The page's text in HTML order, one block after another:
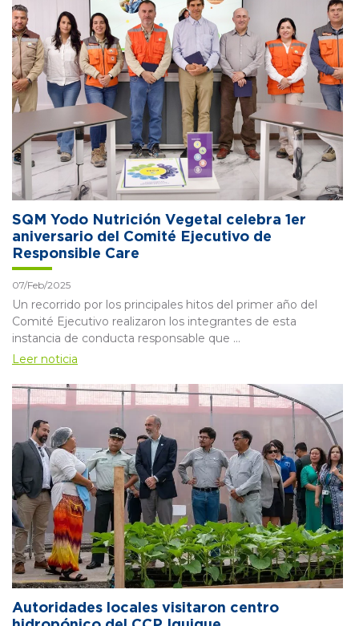
SQM Yodo Nutrición Vegetal celebra 1er
aniversario del Comité Ejecutivo de
Responsible Care
07/Feb/2025
Un recorrido por los principales hitos del primer año del
Comité Ejecutivo realizaron los integrantes de esta
instancia de conducta responsable que ...
Leer noticia
Autoridades locales visitaron centro